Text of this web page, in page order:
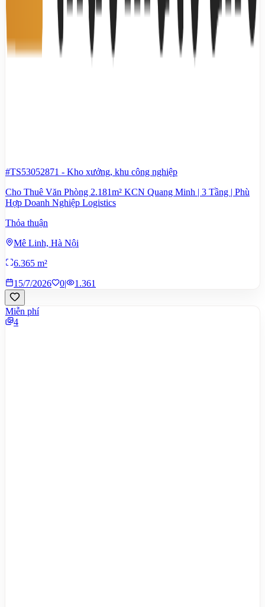
#TS53052871 - Kho xưởng, khu công nghiệp
Cho Thuê Văn Phòng 2.181m² KCN Quang Minh | 3 Tầng | Phù
Hợp Doanh Nghiệp Logistics
Thỏa thuận
Mê Linh, Hà Nội
6.365 m²
15/7/2026
0| 1.361
Miễn phí
4